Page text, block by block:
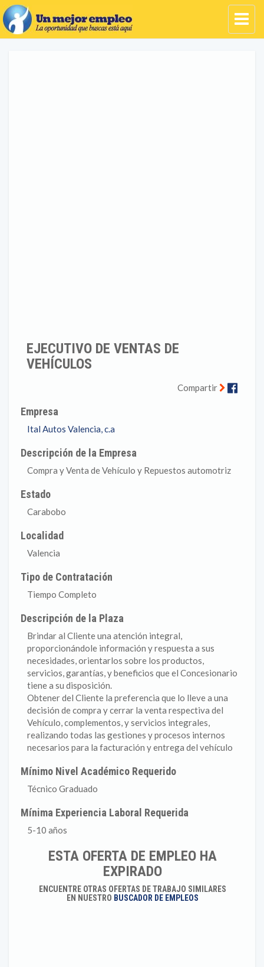
EJECUTIVO DE VENTAS DE
VEHÍCULOS
Compartir
Empresa
Ital Autos Valencia, c.a
Descripción de la Empresa
Compra y Venta de Vehículo y Repuestos automotriz
Estado
Carabobo
Localidad
Valencia
Tipo de Contratación
Tiempo Completo
Descripción de la Plaza
Brindar al Cliente una atención integral,
proporcionándole información y respuesta a sus
necesidades, orientarlos sobre los productos,
servicios, garantías, y beneficios que el Concesionario
tiene a su disposición.
Obtener del Cliente la preferencia que lo lleve a una
decisión de compra y cerrar la venta respectiva del
Vehículo, complementos, y servicios integrales,
realizando todas las gestiones y procesos internos
necesarios para la facturación y entrega del vehículo
Mínimo Nivel Académico Requerido
Técnico Graduado
Mínima Experiencia Laboral Requerida
5-10 años
ESTA OFERTA DE EMPLEO HA
EXPIRADO
ENCUENTRE OTRAS OFERTAS DE TRABAJO SIMILARES
EN NUESTRO BUSCADOR DE EMPLEOS